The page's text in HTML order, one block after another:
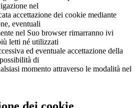
nel
accettazione dei cookie mediante
eventuali
nel Suo browser rimarranno ivi
letti né utilizzati
ed eventuale accettazione della
di
momento attraverso le modalità nel